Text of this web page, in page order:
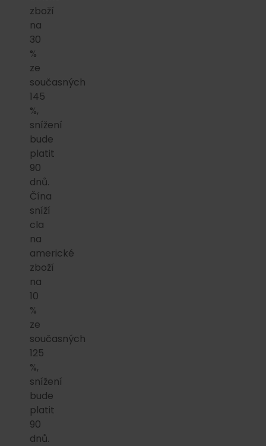
zboží
na
30
%
ze
současných
145
%,
snížení
bude
platit
90
dnů.
Čína
sníží
cla
na
americké
zboží
na
10
%
ze
současných
125
%,
snížení
bude
platit
90
dnů.